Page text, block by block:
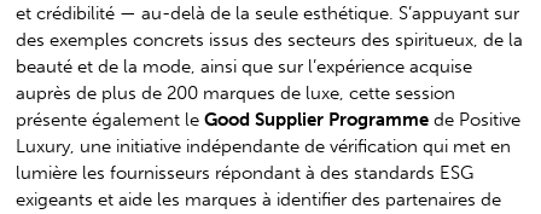
et crédibilité — au-delà de la seule esthétique. S’appuyant sur
des exemples concrets issus des secteurs des spiritueux, de la
beauté et de la mode, ainsi que sur l’expérience acquise
auprès de plus de 200 marques de luxe, cette session
présente également leGood Supplier Programme de Positive
Luxury, une initiative indépendante de vérification qui met en
lumière les fournisseurs répondant à des standards ESG
exigeants et aide les marques à identifier des partenaires de